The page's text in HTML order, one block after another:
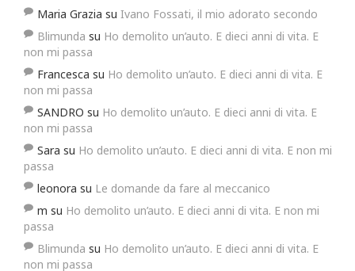
Maria Grazia su Ivano Fossati, il mio adorato secondo
Blimunda su Ho demolito un’auto. E dieci anni di vita. E
non mi passa
Francesca su Ho demolito un’auto. E dieci anni di vita. E
non mi passa
SANDRO su Ho demolito un’auto. E dieci anni di vita. E
non mi passa
Sara su Ho demolito un’auto. E dieci anni di vita. E non mi
passa
leonora su Le domande da fare al meccanico
m su Ho demolito un’auto. E dieci anni di vita. E non mi
passa
Blimunda su Ho demolito un’auto. E dieci anni di vita. E
non mi passa